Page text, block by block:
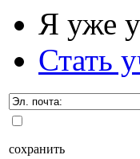
Я уже
Стать
сохранить